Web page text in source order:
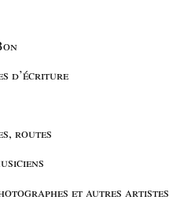
d’écriture
routes
et autres artistes